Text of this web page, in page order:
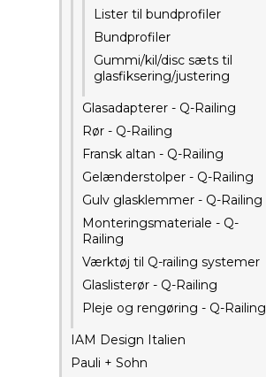
Lister til bundprofiler
Bundprofiler
Gummi/kil/disc sæts til
glasfiksering/justering
Glasadapterer - Q-Railing
Rør - Q-Railing
Fransk altan - Q-Railing
Gelænderstolper - Q-Railing
Gulv glasklemmer - Q-Railing
Monteringsmateriale - Q-
Railing
Værktøj til Q-railing systemer
Glaslisterør - Q-Railing
Pleje og rengøring - Q-Railing
IAM Design Italien
Pauli + Sohn